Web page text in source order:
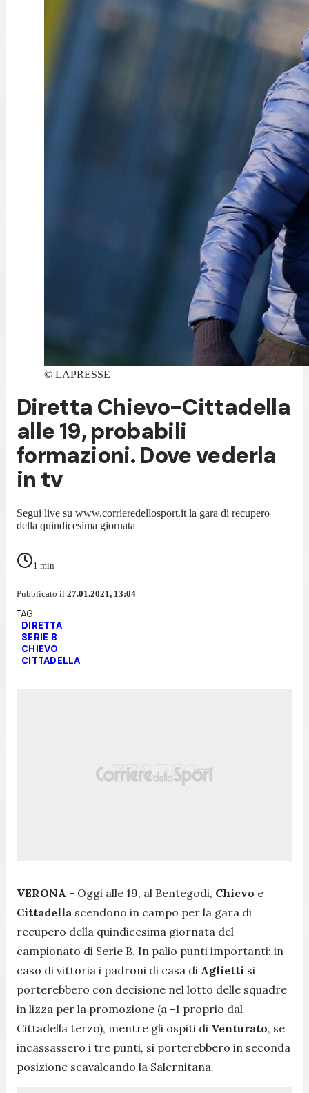
© LAPRESSE
Diretta Chievo-Cittadella
alle 19, probabili
formazioni. Dove vederla
in tv
Segui live su www.corrieredellosport.it la gara di recupero
della quindicesima giornata
1 min
Pubblicato il 27.01.2021, 13:04
DIRETTA
SERIE B
CHIEVO
CITTADELLA
VERONA - Oggi alle 19, al Bentegodi, Chievo e
Cittadella scendono in campo per la gara di
recupero della quindicesima giornata del
campionato di Serie B. In palio punti importanti: in
caso di vittoria i padroni di casa di Aglietti si
porterebbero con decisione nel lotto delle squadre
in lizza per la promozione (a -1 proprio dal
Cittadella terzo), mentre gli ospiti di Venturato, se
incassassero i tre punti, si porterebbero in seconda
posizione scavalcando la Salernitana.